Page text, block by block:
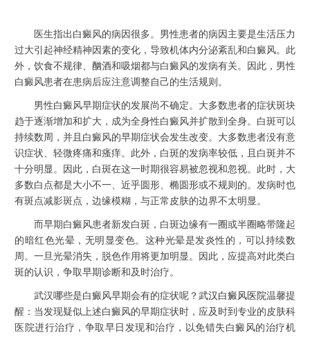
医生指出白癜风的病因很多。男性患者的病因主要是生活压力
过大引起神经精神因素的变化，导致机体内分泌紊乱和白癜风。此
外，饮食不规律、酗酒和吸烟都与白癜风的发病有关。因此，男性
白癜风患者在患病后应注意调整自己的生活规则。
男性白癜风早期症状的发展尚不确定。大多数患者的症状斑块
趋于逐渐增加和扩大，成为全身性白癜风并扩散到全身。白斑可以
持续数周，并且白癜风的早期症状会发生改变。大多数患者没有意
识症状、轻微疼痛和瘙痒。此外，白斑的发病率较低，且白斑并不
十分明显。因此，白斑在这一时期很容易被忽视和忽视。此时，大
多数白点都是大小不一、近乎圆形、椭圆形或不规则的。发病时也
有斑点减影斑点，边缘模糊，与正常皮肤的边界不太明显。
而早期白癜风患者新发白斑，白斑边缘有一圈或半圈略带隆起
的暗红色光晕，无明显变色。这种光晕是发炎性的，可以持续数
周。一旦光晕消失，脱色作用将更加明显。因此，应提高对此类白
斑的认识，争取早期诊断和及时治疗。
武汉哪些是白癜风早期会有的症状呢？ 武汉白癜风医院温馨提
醒：当发现疑似上述白癜风的早期症状时，应及时到专业的皮肤科
医院进行治疗，争取早日发现和治疗，以免错失白癜风的治疗机